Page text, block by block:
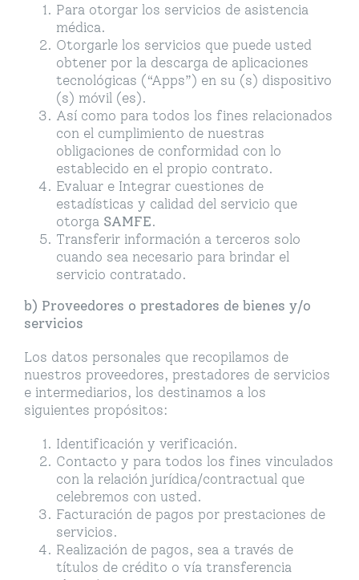
Para otorgar los servicios de asistencia
médica.
Otorgarle los servicios que puede usted
obtener por la descarga de aplicaciones
tecnológicas (“Apps”) en su (s) dispositivo
(s) móvil (es).
Así como para todos los fines relacionados
con el cumplimiento de nuestras
obligaciones de conformidad con lo
establecido en el propio contrato.
Evaluar e Integrar cuestiones de
estadísticas y calidad del servicio que
otorga SAMFE.
Transferir información a terceros solo
cuando sea necesario para brindar el
servicio contratado.
b) Proveedores o prestadores de bienes y/o
servicios
Los datos personales que recopilamos de
nuestros proveedores, prestadores de servicios
e intermediarios, los destinamos a los
siguientes propósitos:
Identificación y verificación.
Contacto y para todos los fines vinculados
con la relación jurídica/contractual que
celebremos con usted.
Facturación de pagos por prestaciones de
servicios.
Realización de pagos, sea a través de
títulos de crédito o vía transferencia